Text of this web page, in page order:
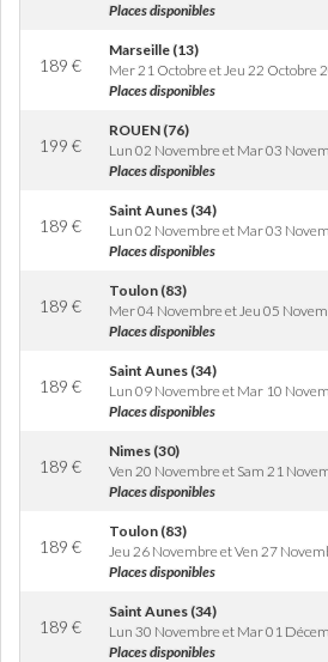
Places disponibles
189 €
Marseille (13)
Mer 21 Octobre et Jeu 22 Octobre
Places disponibles
199 €
ROUEN (76)
Lun 02 Novembre et Mar 03
Places disponibles
189 €
Saint Aunes (34)
Lun 02 Novembre et Mar 03
Places disponibles
189 €
Toulon (83)
Mer 04 Novembre et Jeu 05
Places disponibles
189 €
Saint Aunes (34)
Lun 09 Novembre et Mar 10
Places disponibles
189 €
Nimes (30)
Ven 20 Novembre et Sam 21
Places disponibles
189 €
Toulon (83)
Jeu 26 Novembre et Ven 27
Places disponibles
189 €
Saint Aunes (34)
Lun 30 Novembre et Mar 01
Places disponibles